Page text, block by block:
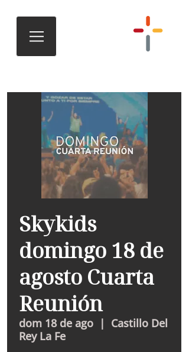
Skykids
domingo 18 de
agosto Cuarta
Reunión
dom 18 de ago
  |
Castillo Del
Rey La Fe